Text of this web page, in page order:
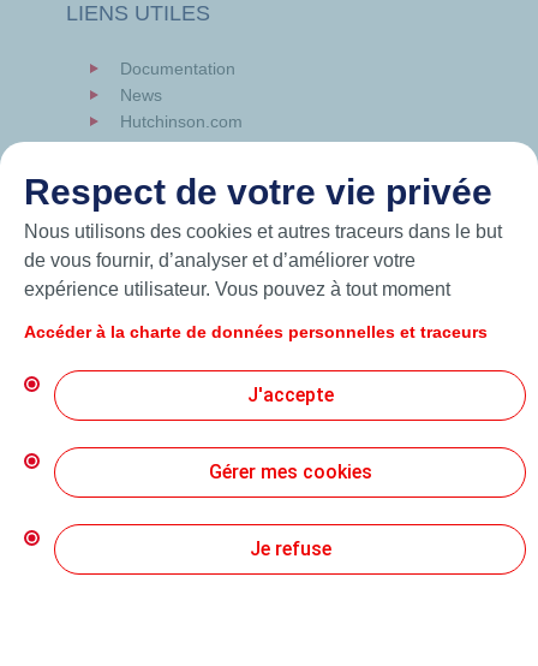
LIENS UTILES
Documentation
News
Hutchinson.com
Charte de Protection des Données Personnelles
Conditions Générales d’Utilisation
Respect de votre vie privée
Nous utilisons des cookies et autres traceurs dans le but
de vous fournir, d’analyser et d’améliorer votre
expérience utilisateur. Vous pouvez à tout moment
bouton « Gérer mes cookies ». En cliquant sur le bouton
« J’accepte », vous acceptez le dépôt de l’ensemble des
cookies. Dans le cas où vous cliquez sur « Je refuse »,
fonctionnement du site seront utilisés. Pour plus
d’informations, vous pouvez consulter la page « Charte
de données personnelles et traceurs ».
Accéder à la charte de données personnelles et traceurs
J'accepte
Gérer mes cookies
Je refuse